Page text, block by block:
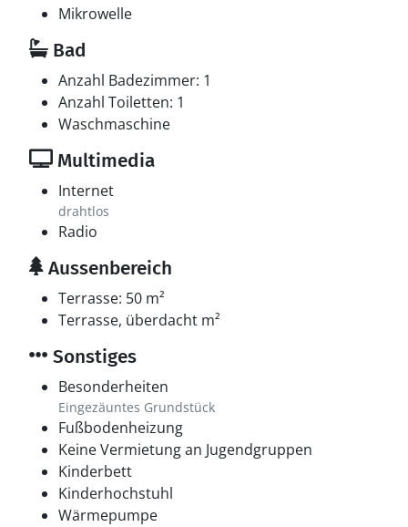
Mikrowelle
Bad
Anzahl Badezimmer: 1
Anzahl Toiletten: 1
Waschmaschine
Multimedia
Internet
drahtlos
Radio
Aussenbereich
Terrasse: 50 m²
Terrasse, überdacht m²
Sonstiges
Besonderheiten
Eingezäuntes Grundstück
Fußbodenheizung
Keine Vermietung an Jugendgruppen
Kinderbett
Kinderhochstuhl
Wärmepumpe